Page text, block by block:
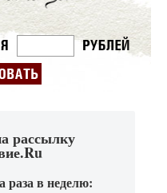
рассылку
раза в неделю: